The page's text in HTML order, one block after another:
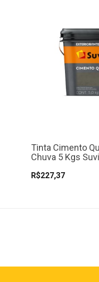
Tinta Cimento
Chuva 5 Kgs
R$227,37